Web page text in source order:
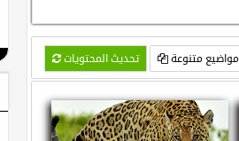
تحديث المحتويات مواضيع متنوعة